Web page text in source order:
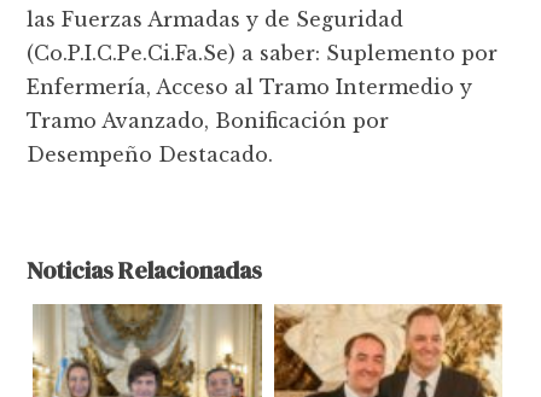
las Fuerzas Armadas y de Seguridad
(Co.P.I.C.Pe.Ci.Fa.Se) a saber: Suplemento por
Enfermería, Acceso al Tramo Intermedio y
Tramo Avanzado, Bonificación por
Desempeño Destacado.
Noticias Relacionadas